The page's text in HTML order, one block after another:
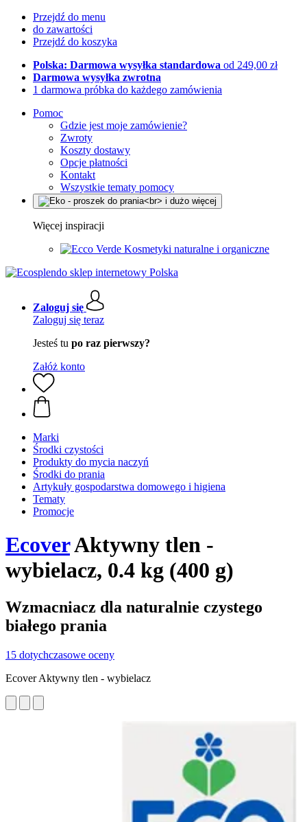
Przejdź do menu
do zawartości
Przejdź do koszyka
Polska: Darmowa wysyłka standardowa od 249,00 zł
Darmowa wysyłka zwrotna
1 darmowa próbka do każdego zamówienia
Pomoc
Gdzie jest moje zamówienie?
Zwroty
Koszty dostawy
Opcje płatności
Kontakt
Wszystkie tematy pomocy
Więcej inspiracji
Kosmetyki naturalne i organiczne
Zaloguj się
Zaloguj się teraz
Jesteś tu po raz pierwszy?
Załóż konto
Marki
Środki czystości
Produkty do mycia naczyń
Środki do prania
Artykuły gospodarstwa domowego i higiena
Tematy
Promocje
EcoverAktywny tlen -
wybielacz, 0.4 kg (400 g)
Wzmacniacz dla naturalnie czystego
białego prania
15 dotychczasowe oceny
Ecover Aktywny tlen - wybielacz